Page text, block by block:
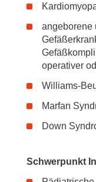
angeborene
operativer
Williams-
Marfan
Down
Schwerpunkt